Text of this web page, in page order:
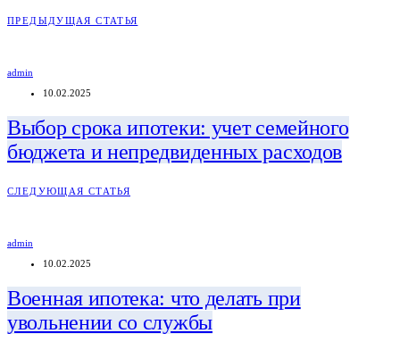
ПРЕДЫДУЩАЯ СТАТЬЯ
admin
10.02.2025
Выбор срока ипотеки: учет семейного
бюджета и непредвиденных расходов
СЛЕДУЮЩАЯ СТАТЬЯ
admin
10.02.2025
Военная ипотека: что делать при
увольнении со службы